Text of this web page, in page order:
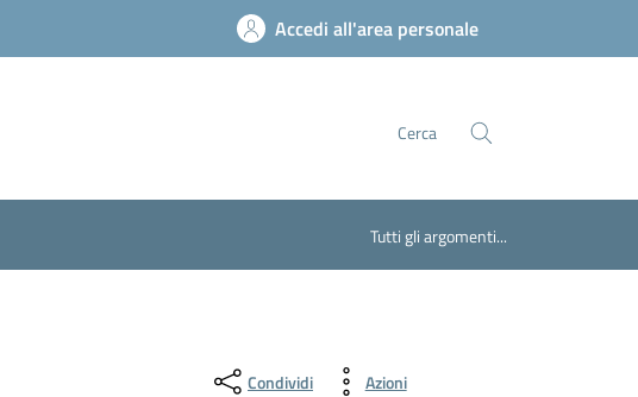
Accedi all'area personale
Cerca
Tutti gli argomenti...
Condividi Azioni